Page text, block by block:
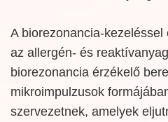
A biorezonancia-
az allergén- és
biorezonancia érzékelő
mikroimpulzusok
szervezetnek, amelyek